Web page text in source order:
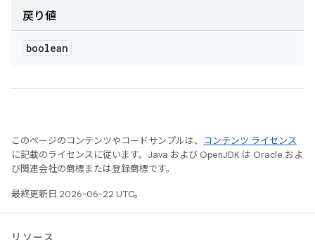
戻り値
boolean
このページのコンテンツやコードサンプルは、
コンテンツ ライセンス
に記載のライセンスに従います。Java および OpenJDK は Oracle およ
び関連会社の商標または登録商標です。
最終更新日 2026-06-22 UTC。
リソース